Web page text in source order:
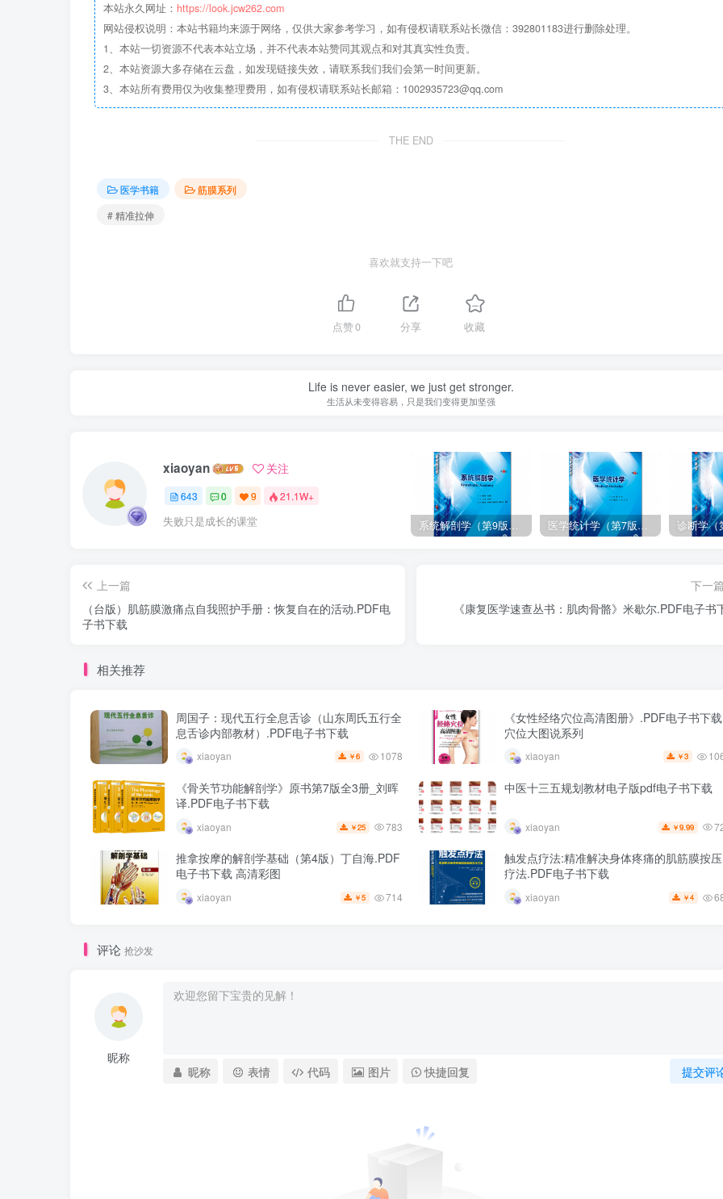
本站永久网址： https://look.jcw262.com
网站侵权说明：本站书籍均来源于网络，仅供大家参考学习，如有侵权请联系站长微信：392801183进行删除处理。
1、本站一切资源不代表本站立场，并不代表本站赞同其观点和对其真实性负责。
2、本站资源大多存储在云盘，如发现链接失效，请联系我们我们会第一时间更新。
3、本站所有费用仅为收集整理费用，如有侵权请联系站长邮箱：1002935723@qq.com
THE END
医学书籍
筋膜系列
# 精准拉伸
喜欢就支持一下吧
点赞0 分享 收藏
Life is never easier, we just get stronger.
生活从未变得容易，只是我们变得更加坚强
xiaoyan 关注
643 0 9 21.1W+
失败只是成长的课堂 系统解剖学（第9版）丁文龙主编_人卫版教材.PDF电子书下载 医学统计学（第7版）李康主编_人卫版教材.PDF电子书下载
上一篇
（台版）肌筋膜激痛点自我照护手册：恢复自在的活动.PDF电
子书下载
下一
《康复医学速查丛书：肌肉骨骼》米歇尔.PDF电子书
相关推荐
周国子：现代五行全息舌诊（山东周氏五行全
息舌诊内部教材）.PDF电子书下载
xiaoyan ￥6 1078
《女性经络穴位高清图册》.PDF电子书下载
穴位大图说系列
xiaoyan ￥3
《骨关节功能解剖学》原书第7版全3册_刘晖
译.PDF电子书下载
xiaoyan ￥25 783
中医十三五规划教材电子版pdf电子书下载
xiaoyan ￥9.99
推拿按摩的解剖学基础（第4版）丁自海.PDF
电子书下载 高清彩图
xiaoyan ￥5 714
触发点疗法:精准解决身体疼痛的肌筋膜按压
疗法.PDF电子书下载
xiaoyan ￥4
评论 抢沙发
昵称
提交评
昵称 表情 代码 图片 快捷回复